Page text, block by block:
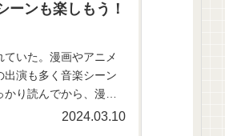
ーンも楽しもう！
いた。漫画やアニメ
演も多く音楽シーン
かり読んでから、漫
2024.03.10